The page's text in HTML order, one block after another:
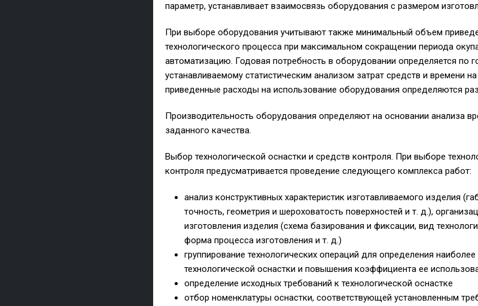
параметр, устанавливает взаимосвязь оборудования с размером
При выборе оборудования учитывают также минимальный объем
технологического процесса при максимальном сокращении периода
автоматизацию. Годовая потребность в оборудовании определяется по
устанавливаемому статистическим анализом затрат средств и времени
приведенные расходы на использование оборудования определяются
Производительность оборудования определяют на основании анализа
заданного качества.
Выбор технологической оснастки и средств контроля. При выборе
контроля предусматривается проведение следующего комплекса работ:
анализ конструктивных характеристик изготавливаемого изделия
точность, геометрия и шероховатость поверхностей и т. д.),
изготовления изделия (схема базирования и фиксации, вид
форма процесса изготовления и т. д.)
группирование технологических операций для определения
технологической оснастки и повышения коэффициента ее
определение исходных требований к технологической оснастке
отбор номенклатуры оснастки, соответствующей установленным